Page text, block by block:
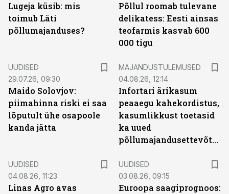
Lugeja küsib: mis
toimub Läti
põllumajanduses?
Põllul roomab tulevane
delikatess: Eesti ainsas
teofarmis kasvab 600
000 tigu
UUDISED
29.07.26, 09:30
Maido Solovjov:
piimahinna riski ei saa
lõputult ühe osapoole
kanda jätta
MAJANDUSTULEMUSED
04.08.26, 12:14
Infortari ärikasum
peaaegu kahekordistus,
kasumlikkust toetasid
ka uued
põllumajandusettevõtted
UUDISED
04.08.26, 11:23
Linas Agro avas
UUDISED
03.08.26, 09:15
Euroopa saagiprognoos: